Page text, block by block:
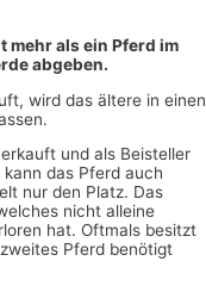
mehr als ein Pferd im
abgeben.
wird das ältere in einen
und als Beisteller
das Pferd auch
nur den Platz. Das
nicht alleine
hat. Oftmals besitzt
Pferd benötigt